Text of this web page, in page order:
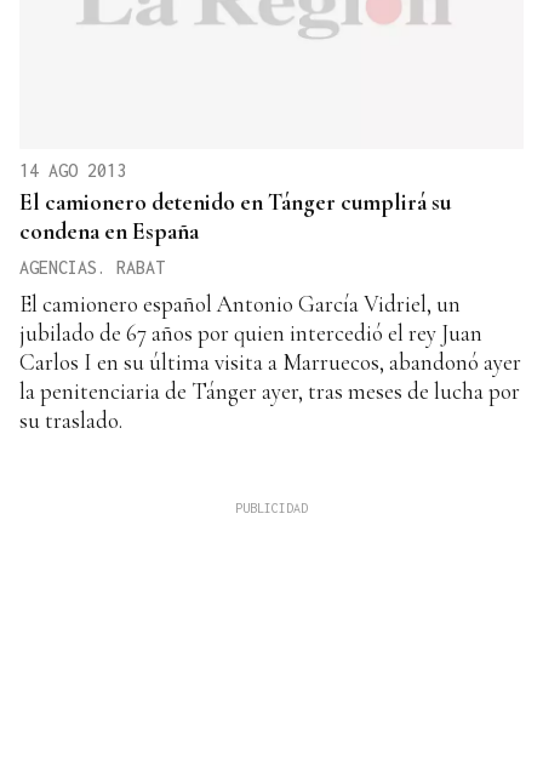
14 AGO 2013
El camionero detenido en Tánger cumplirá su
condena en España
AGENCIAS. RABAT
El camionero español Antonio García Vidriel, un
jubilado de 67 años por quien intercedió el rey Juan
Carlos I en su última visita a Marruecos, abandonó ayer
la penitenciaria de Tánger ayer, tras meses de lucha por
su traslado.